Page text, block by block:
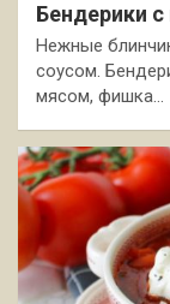
Бендерики
Нежные
соусом.
мясом, фишка…